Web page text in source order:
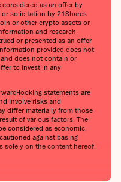
as an offer by
solicitation by 21Shares
or other crypto assets or
and research
or presented as an offer
provided does not
does not contain or
to invest in any
looking statements are
involve risks and
differ materially from those
of various factors. The
considered as economic,
against basing
solely on the content hereof.